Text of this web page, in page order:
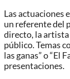
Las actuaciones
un referente del
directo, la
público. Temas
las ganas” o “El
presentaciones.